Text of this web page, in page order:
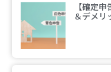
【確定
＆デメリ